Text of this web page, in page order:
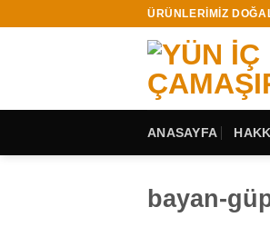
ÜRÜNLERİMİZ
ANASAYFA
bayan-